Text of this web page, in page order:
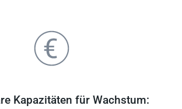
Kapazitäten für Wachstum: